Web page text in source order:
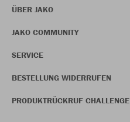
ÜBER JAKO
JAKO COMMUNITY
SERVICE
BESTELLUNG WIDERRUFEN
PRODUKTRÜCKRUF CHALLENGE